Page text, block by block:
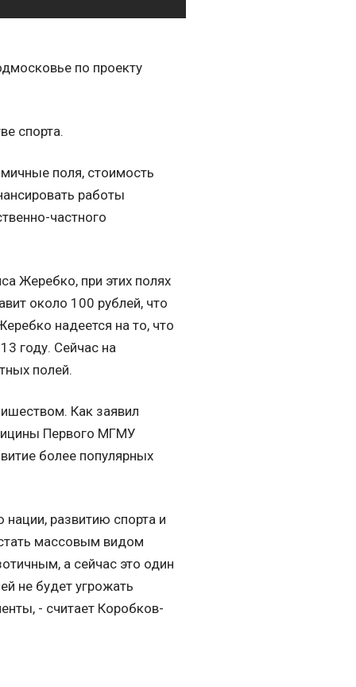
по проекту
спорта.
поля, стоимость
работы
частного
Жеребко, при этих полях
около 100 рублей, что
надеется на то, что
году. Сейчас на
полей.
Как заявил
Первого МГМУ
более популярных
развитию спорта и
массовым видом
а сейчас это один
не будет угрожать
- считает Коробков-